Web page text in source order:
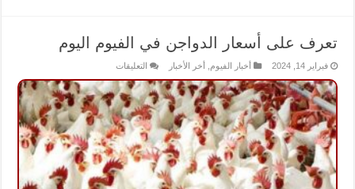
تعرف على أسعار الدواجن في الفيوم اليوم
فبراير 14, 2024 أخبار الفيوم أخر الأخبار التعليقاتعلى
على
أسعار
الدواجن
في
الفيوم
اليوم
مغلقة